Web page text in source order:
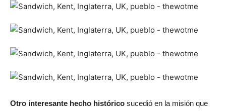
Otro interesante hecho histórico sucedió en la misión que